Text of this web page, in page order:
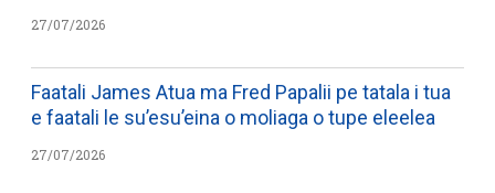
27/07/2026
Faatali James Atua ma Fred Papalii pe tatala i tua
e faatali le su’esu’eina o moliaga o tupe eleelea
27/07/2026